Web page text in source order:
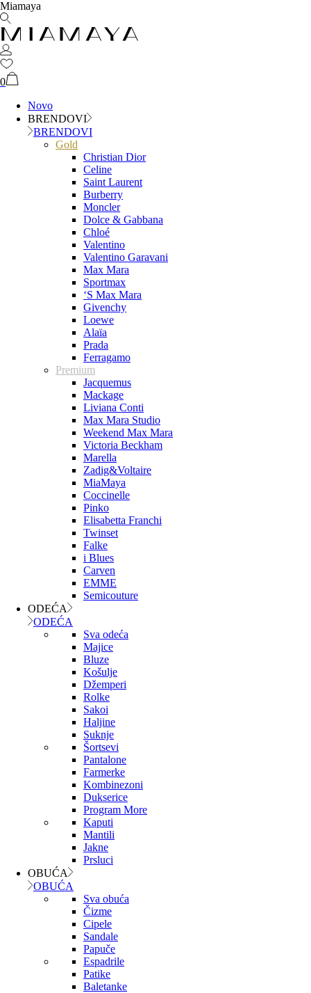
Miamaya
0
Novo
BRENDOVI
BRENDOVI
Gold
Christian Dior
Celine
Saint Laurent
Burberry
Moncler
Dolce & Gabbana
Chloé
Valentino
Valentino Garavani
Max Mara
Sportmax
‘S Max Mara
Givenchy
Loewe
Alaïa
Prada
Ferragamo
Premium
Jacquemus
Mackage
Liviana Conti
Max Mara Studio
Weekend Max Mara
Victoria Beckham
Marella
Zadig&Voltaire
MiaMaya
Coccinelle
Pinko
Elisabetta Franchi
Twinset
Falke
i Blues
Carven
EMME
Semicouture
ODEĆA
ODEĆA
Sva odeća
Majice
Bluze
Košulje
Džemperi
Rolke
Sakoi
Haljine
Suknje
Šortsevi
Pantalone
Farmerke
Kombinezoni
Dukserice
Program More
Kaputi
Mantili
Jakne
Prsluci
OBUĆA
OBUĆA
Sva obuća
Čizme
Cipele
Sandale
Papuče
Espadrile
Patike
Baletanke